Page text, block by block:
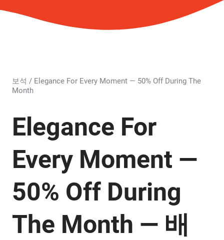
보석 / Elegance For Every Moment — 50% Off During The
Month
Elegance For
Every Moment —
50% Off During
The Month — 배